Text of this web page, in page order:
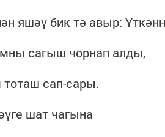
яшәү бик тә авыр:
сагыш чорнап алды,
сап-сары.
шат чагына